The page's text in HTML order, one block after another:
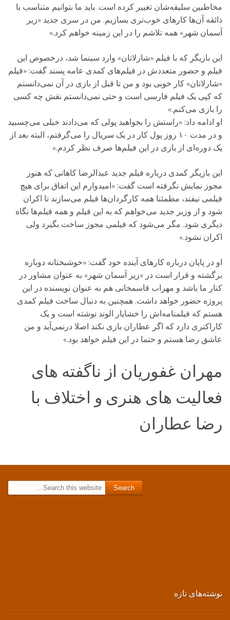
مخاطبین سلیقه‌شان تغییر کرده است. باید ما بتوانیم متناسب با
ذائقه آن‌ها کارهای خوب‌تری بسازیم. من در سری جدید «زیر
آسمان شهر» همه تلاشم را در این زمینه خواهم کرد.»
این بازیگر که با فیلم «شارلاتان» وارد سینما شد، درخصوص این
فیلم و حضور متعددش در فیلم‌های کمدی عامه پسند گفت: «فیلم
«شارلاتان» کار خوبی بود و من تا قبل از بازی در آن نمی‌دانستم
که کپی یک فیلم فارسی است و حتی نمی‌دانستم نقش چه کسی
را بازی می‌کنم.»
او ادامه داد: «راستش را بخواهید پولی که می‌دادند خیلی می‌چسبید
و در مدت ۱۰ روز پول کار در یک سریال را می‌گرفتم، البته بعد از
یک دوره‌ای از بازی در این فیلم‌ها صرف نظر کردم.»
این بازیگر کمدی درباره فیلم جدید عبدالرضا کاهانی که هنوز
مجوز نمایش نگرفته است گفت: «امیدوارم این اتفاق برای هیچ
فیلمی نیفتد، مطمئنا همه کارگردان‌ها فیلم‌ می‌سازند تا اکران
شود و از وزیر جدید می‌خواهم که به این فیلم و همه فیلم‌ها نگاه
دیگری شود. مگر می‌شود که فیلمی مجوز ساخت بگیرد ولی
اکران نشود.»
او در پایان درباره کارهای آینده خود گفت: «خوشبختانه دوباره
برگشته و قرار است در «زیر آسمان شهر» به عنوان مشاور در
کنار ما باشد و مهراب قاسمخانی هم به عنوان نویسنده در این
پروژه حضور خواهد داشت. همچنین به دنبال ساخت فیلم کمدی
هستم که فیلمنامه‌اش را خشایار الوند نوشته است و یک
کاراکتری دارد که اگر عطاران بازی نکند اصلا درنمی‌آید و من
عاشق رضا هستم و حتما در این فیلم خواهد بود.»
مهران غفوریان از ناگفته های
فعالیت های هنری و اختلاف با
رضا عطاران
نوشته‌های تازه